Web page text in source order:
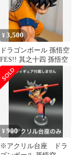
¥3,500
ドラゴンボール 孫悟空
FES!! 其之十四 孫悟空
¥900
※アクリル台座 ドラ